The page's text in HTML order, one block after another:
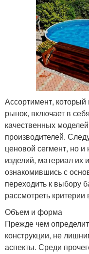
Ассортимент,
рынок, включает в
качественных
производителей.
ценовой сегмент, но и
изделий, материал их
ознакомившись с
переходить к выбору
рассмотреть
Объем и форма
Прежде чем
конструкции, не
аспекты. Среди